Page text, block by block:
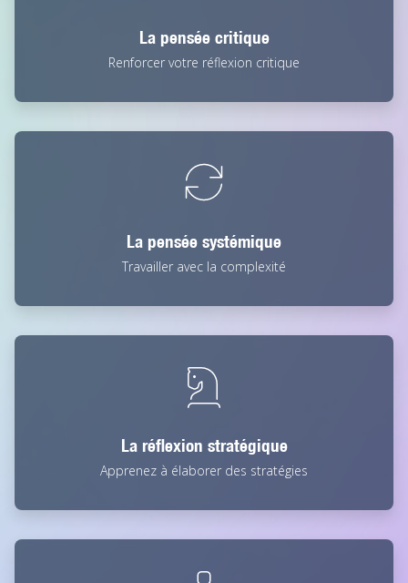
La pensée critique
Renforcer votre réflexion critique
La pensée systémique
Travailler avec la complexité
La réflexion stratégique
Apprenez à élaborer des stratégies